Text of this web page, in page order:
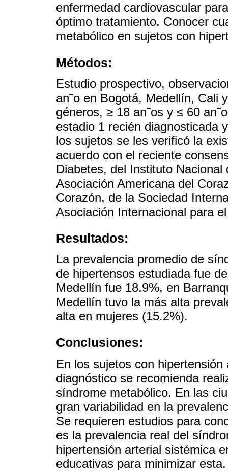
enfermedad cardiovascular
óptimo tratamiento. Conocer
metabólico en sujetos con
Métodos:
Estudio prospectivo,
an˜o en Bogotá, Medellín, Cali
géneros, ≥ 18 an˜os y ≤ 60
estadio 1 recién diagnosticada
los sujetos se les verificó la
acuerdo con el reciente
Diabetes, del Instituto
Asociación Americana del
Corazón, de la Sociedad
Asociación Internacional para
Resultados:
La prevalencia promedio de
de hipertensos estudiada fue
Medellín fue 18.9%, en
Medellín tuvo la más alta
alta en mujeres (15.2%).
Conclusiones:
En los sujetos con
diagnóstico se recomienda
síndrome metabólico. En las
gran variabilidad en la
Se requieren estudios para
es la prevalencia real del
hipertensión arterial sistémica
educativas para minimizar esta.